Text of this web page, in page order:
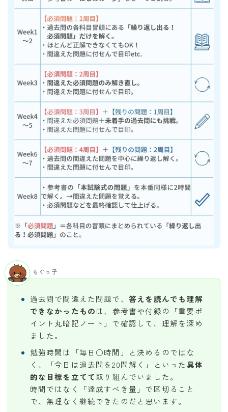
過去問で間違えた問題で、 答えを読んでも理解
できなかったものは、参考書や付録の「重要ポ
イント丸暗記ノート」で確認して、理解を深め
ました。
勉強時間は「毎日○時間」と決めるのではな
く、「今日は過去問を20問解く」といった具体
的な目標を立てて取り組んでいました。
時間ではなく「達成すべき量」で区切ること
で、無理なく継続できたのだと思います。
もぐっ子